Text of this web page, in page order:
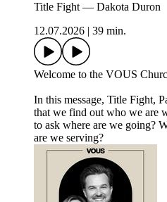
Title Fight — Dakota Duron
12.07.2026
39 min.
Welcome to the VOUS
In this message, Title Fight,
that we find out who we are
to ask where are we going?
are we serving?